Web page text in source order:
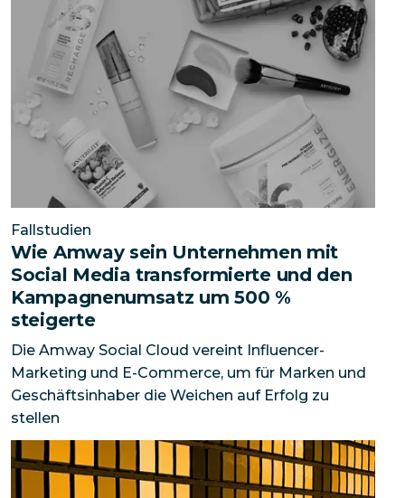
Fallstudien
Wie Amway sein Unternehmen mit
Social Media transformierte und den
Kampagnenumsatz um 500 %
steigerte
Die Amway Social Cloud vereint Influencer-
Marketing und E-Commerce, um für Marken und
Geschäftsinhaber die Weichen auf Erfolg zu
stellen
Wie Antalis seine Branche mit